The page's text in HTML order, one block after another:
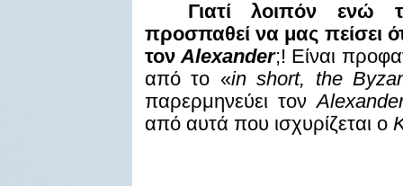
Γιατί λοιπόν
προσπαθεί να μας πείσει
τονAlexander;! Είναι
από το «in short, the
παρερμηνεύει τον
από αυτά που ισχυρίζεται ο